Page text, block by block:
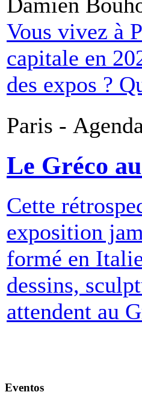
Vous vivez à
capitale en
des expos ?
Paris - Agenda
Le Gréco
Cette
exposition
formé en
dessins,
attendent au
Eventos